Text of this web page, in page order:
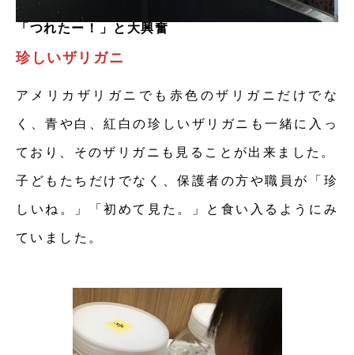
「つれたー！」と大興奮
珍しいザリガニ
アメリカザリガニでも赤色のザリガニだけでな
く、青や白、紅白の珍しいザリガニも一緒に入っ
ており、そのザリガニも見ることが出来ました。
子どもたちだけでなく、保護者の方や職員が「珍
しいね。」「初めて見た。」と食い入るようにみ
ていました。